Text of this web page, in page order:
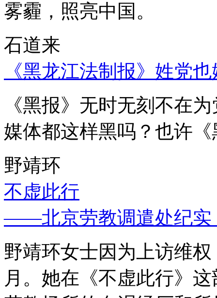
雾霾，照亮中国。
石道来
《黑龙江法制报》姓党
《黑报》无时无刻不在
媒体都这样黑吗？也许
野靖环
不虚此行
——北京劳教调遣处纪实
野靖环女士因为上访维
月。她在《不虚此行》